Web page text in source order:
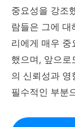
중요성을 강조
람들은 그에
리에게 매우 중
했으며, 앞으로
의 신뢰성과 영
필수적인 부분